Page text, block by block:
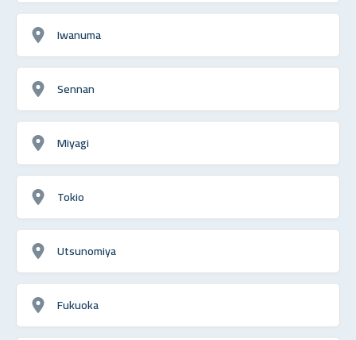
Iwanuma
Sennan
Miyagi
Tokio
Utsunomiya
Fukuoka